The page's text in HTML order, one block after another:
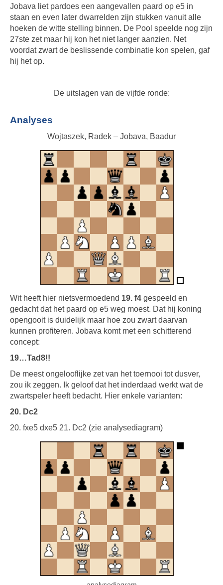
Jobava liet pardoes een aangevallen paard op e5 in
staan en even later dwarrelden zijn stukken vanuit alle
hoeken de witte stelling binnen. De Pool speelde nog zijn
27ste zet maar hij kon het niet langer aanzien. Net
voordat zwart de beslissende combinatie kon spelen, gaf
hij het op.
De uitslagen van de vijfde ronde:
Analyses
Wojtaszek, Radek – Jobava, Baadur
Wit heeft hier nietsvermoedend 19. f4 gespeeld en
gedacht dat het paard op e5 weg moest. Dat hij koning
opengooit is duidelijk maar hoe zou zwart daarvan
kunnen profiteren. Jobava komt met een schitterend
concept:
19…Tad8!!
De meest ongelooflijke zet van het toernooi tot dusver,
zou ik zeggen. Ik geloof dat het inderdaad werkt wat de
zwartspeler heeft bedacht. Hier enkele varianten:
20. Dc2
20. fxe5 dxe5 21. Dc2 (zie analysediagram)